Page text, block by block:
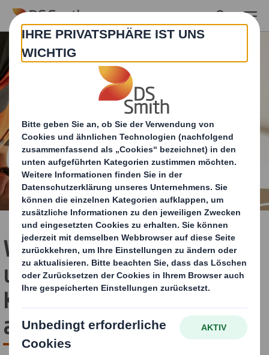
Skip to main content
Wir investieren weltweit,
um den Übergang zur
Kreislaufwirtschaft
anzuführen.